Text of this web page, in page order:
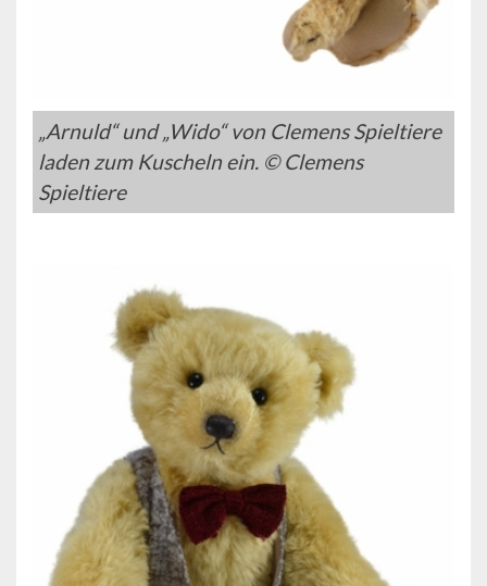
„Arnuld“ und „Wido“ von Clemens Spieltiere
laden zum Kuscheln ein. © Clemens
Spieltiere